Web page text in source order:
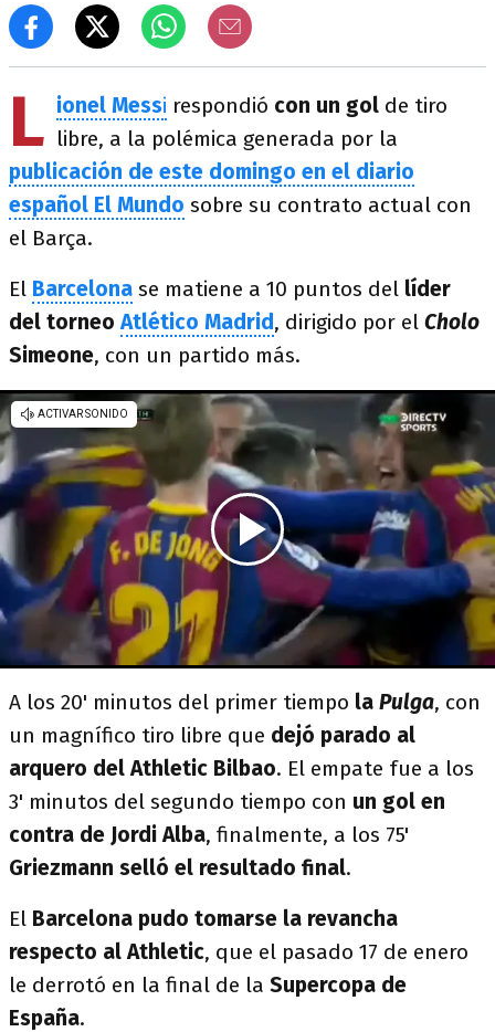
L ionel Messi respondió con un gol de tiro
libre, a la polémica generada por la
publicación de este domingo en el diario
español El Mundo sobre su contrato actual con
el Barça.
El Barcelona se matiene a 10 puntos del líder
del torneoAtlético Madrid, dirigido por el Cholo
Simeone, con un partido más.
A los 20' minutos del primer tiempo la Pulga, con
un magnífico tiro libre que dejó parado al
arquero del Athletic Bilbao. El empate fue a los
3' minutos del segundo tiempo con un gol en
contra de Jordi Alba, finalmente, a los 75'
Griezmann selló el resultado final.
El Barcelona pudo tomarse la revancha
respecto al Athletic, que el pasado 17 de enero
le derrotó en la final de la Supercopa de
España.